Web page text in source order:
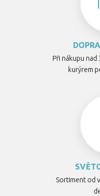
Při nákupu nad
kurýrem
Sortiment od